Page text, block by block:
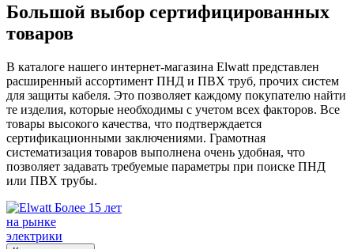
Большой выбор сертифицированных
товаров
В каталоге нашего интернет-магазина Elwatt представлен
расширенный ассортимент ПНД и ПВХ труб, прочих систем
для защиты кабеля. Это позволяет каждому покупателю найти
те изделия, которые необходимы с учетом всех факторов. Все
товары высокого качества, что подтверждается
сертификационными заключениями. Грамотная
систематизация товаров выполнена очень удобная, что
позволяет задавать требуемые параметры при поиске ПНД
или ПВХ трубы.
Более 15 лет
на рынке
электрики